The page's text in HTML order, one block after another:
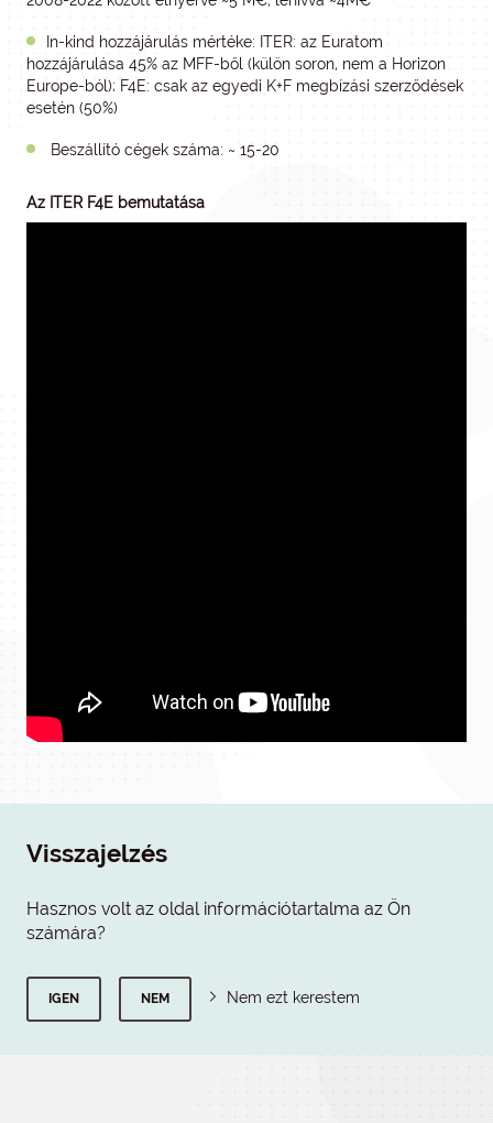
In-kind hozzájárulás mértéke: ITER: az Euratom
hozzájárulása 45% az MFF-ből (külön soron, nem a Horizon
Europe-ból); F4E: csak az egyedi K+F megbízási szerződések
esetén (50%)
Beszállító cégek száma: ~ 15-20
Az ITER F4E bemutatása
Visszajelzés
Hasznos volt az oldal információtartalma az Ön
számára?
IGEN NEM Nem ezt kerestem